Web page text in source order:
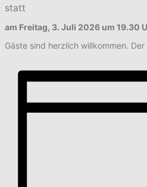
statt
am Freitag, 3. Juli 2026 um 19.30
Gäste sind herzlich willkommen.